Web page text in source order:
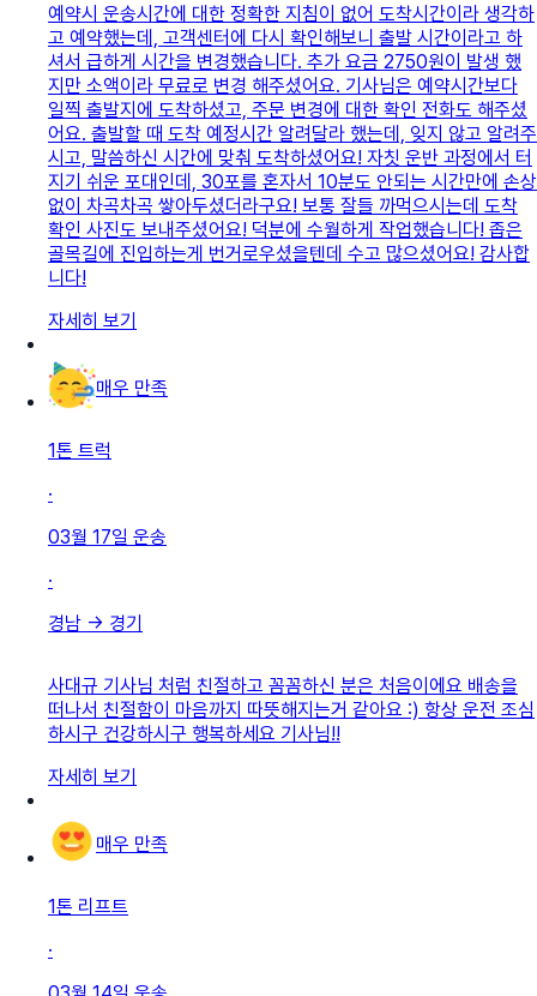
예약시 운송시간에 대한 정확한 지침이 없어 도착시간이라 생각하
고 예약했는데, 고객센터에 다시 확인해보니 출발 시간이라고 하
셔서 급하게 시간을 변경했습니다. 추가 요금 2750원이 발생 했
지만 소액이라 무료로 변경 해주셨어요. 기사님은 예약시간보다
일찍 출발지에 도착하셨고, 주문 변경에 대한 확인 전화도 해주셨
어요. 출발할 때 도착 예정시간 알려달라 했는데, 잊지 않고 알려주
시고, 말씀하신 시간에 맞춰 도착하셨어요! 자칫 운반 과정에서 터
지기 쉬운 포대인데, 30포를 혼자서 10분도 안되는 시간만에 손상
없이 차곡차곡 쌓아두셨더라구요! 보통 잘들 까먹으시는데 도착
확인 사진도 보내주셨어요! 덕분에 수월하게 작업했습니다! 좁은
골목길에 진입하는게 번거로우셨을텐데 수고 많으셨어요! 감사합
니다!
자세히 보기
매우 만족
1톤 트럭
·
03월 17일 운송
·
경남 → 경기
사대규 기사님 처럼 친절하고 꼼꼼하신 분은 처음이에요 배송을
떠나서 친절함이 마음까지 따뜻해지는거 같아요 :) 항상 운전 조심
하시구 건강하시구 행복하세요 기사님!!
자세히 보기
매우 만족
1톤 리프트
·